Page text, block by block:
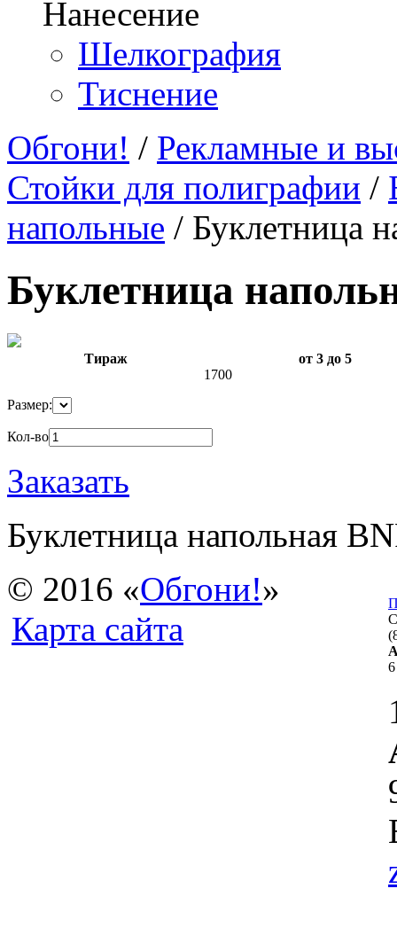
Шелкография
Тиснение
Обгони! / Рекламные и
Стойки для полиграфии /
напольные / Буклетница
Буклетница
Тираж
от 3 до 5
1700
Размер:
Кол-во
Заказать
Буклетница напольная
© 2016 «Обгони!»
Карта сайта